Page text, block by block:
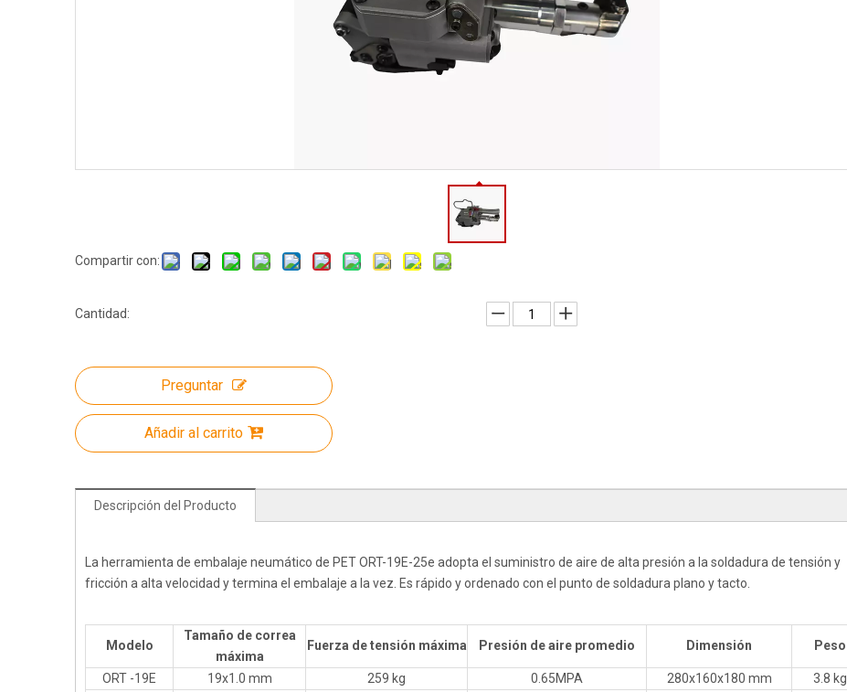
Compartir con:
Cantidad:
Preguntar
Añadir al carrito
Descripción del Producto
La herramienta de embalaje neumático de PET ORT-19E-25e adopta el suministro de aire de alta presión a la soldadura de tensión y
fricción a alta velocidad y termina el embalaje a la vez. Es rápido y ordenado con el punto de soldadura plano y tacto.
Modelo
Tamaño de correa
máxima
Fuerza de tensión máxima Presión de aire promedio Dimensión Peso
ORT -19E 19x1.0 mm 259 kg 0.65MPA 280x160x180 mm
3.8 kg